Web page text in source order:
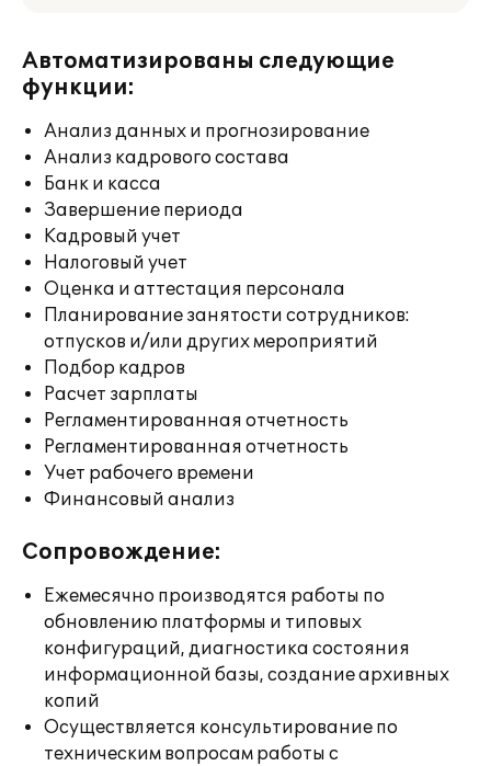
Автоматизированы следующие
функции:
Анализ данных и прогнозирование
Анализ кадрового состава
Банк и касса
Завершение периода
Кадровый учет
Налоговый учет
Оценка и аттестация персонала
Планирование занятости сотрудников:
отпусков и/или других мероприятий
Подбор кадров
Расчет зарплаты
Регламентированная отчетность
Регламентированная отчетность
Учет рабочего времени
Финансовый анализ
Сопровождение:
Ежемесячно производятся работы по
обновлению платформы и типовых
конфигураций, диагностика состояния
информационной базы, создание архивных
копий
Осуществляется консультирование по
техническим вопросам работы с